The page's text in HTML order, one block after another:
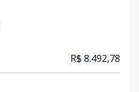
R$ 8.492,78